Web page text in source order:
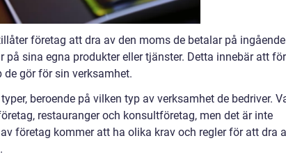
företag att dra av den moms de betalar på
sina egna produkter eller tjänster. Detta innebär att
gör för sin verksamhet.
beroende på vilken typ av verksamhet de bedriver.
restauranger och konsultföretag, men det är inte
företag kommer att ha olika krav och regler för att dra